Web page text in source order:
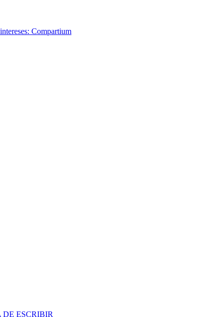
Compartium
ESCRIBIR